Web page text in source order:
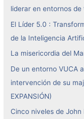
liderar en entornos
El Líder 5.0 :
de la Inteligencia
La misericordia del
De un entorno VUCA
intervención de su
EXPANSIÓN)
Cinco niveles de John